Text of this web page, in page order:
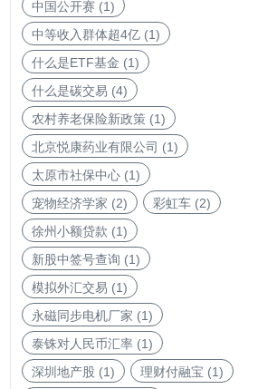
中国公开赛(1)
中等收入群体超4亿(1)
什么是ETF基金 (1)
什么是碳交易 (4)
农村养老保险新政策(1)
北京悦康药业有限公司 (1)
太原市社保中心(1)
宠物经济学家 (2) 彩虹车(2)
徐州小额贷款 (1)
新股中签号查询 (1)
模拟外汇交易 (1)
永磁同步电机厂家 (1)
泰铢对人民币汇率(1)
深圳地产股 (1) 理财付融宝 (1)